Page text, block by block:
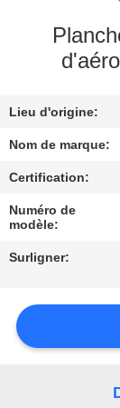
VISITE
D'USINE
DE
QUALITÉ
NOUS
UNE
CITATION
Lieu d'origine:
Nom de marque:
Certification:
Numéro de
modèle:
Surligner: